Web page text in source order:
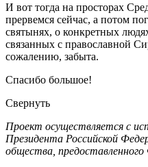
И вот тогда на просторах
прервемся сейчас, а потом
святынях, о конкретных
связанных с православной
сожалению, забыта.
Спасибо большое!
Свернуть
Проект осуществляется с
Президента Российской
общества,